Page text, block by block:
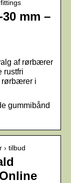
mm –
af rørbærer
rustfri
rørbærer i
gummibånd
› tilbud